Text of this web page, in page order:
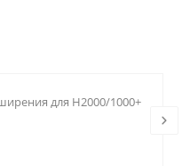
для H2000/1000+